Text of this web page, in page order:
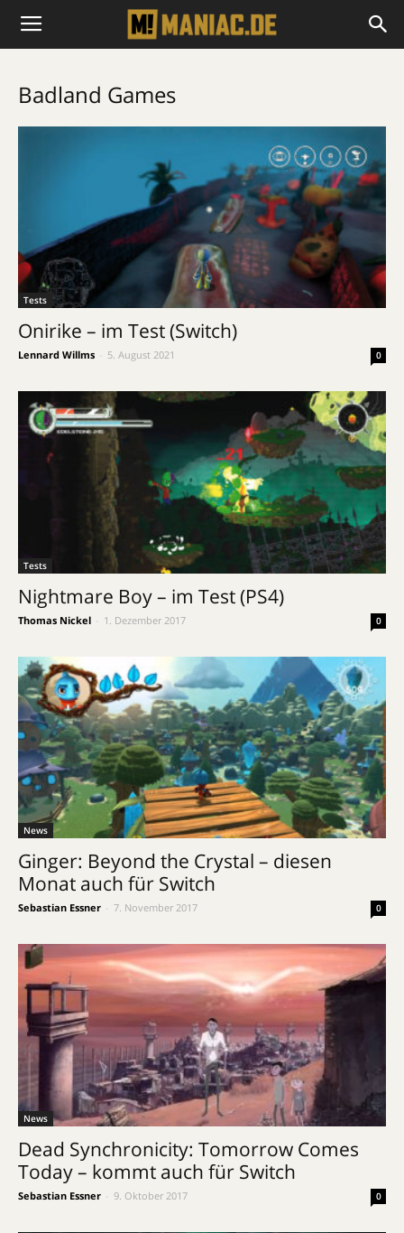
Badland Games
Tests
Onirike – im Test (Switch)
Lennard Willms 5. August 2021 0
Tests
Nightmare Boy – im Test (PS4)
Thomas Nickel 1. Dezember 2017 0
News
Ginger: Beyond the Crystal – diesen
Monat auch für Switch
Sebastian Essner 7. November 2017 0
News
Dead Synchronicity: Tomorrow Comes
Today – kommt auch für Switch
Sebastian Essner 9. Oktober 2017 0